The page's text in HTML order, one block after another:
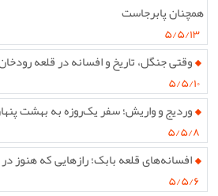
همچنان پابرجاست
۵/۵/۱۳
وقتی جنگل، تاریخ و افسانه در قلعه
۵/۵/۱۰
وردیج و واریش؛ سفر یک‌روزه به بهشت
۵/۵/۸
افسانه‌های قلعه بابک؛ رازهایی که هنوز
۵/۵/۶